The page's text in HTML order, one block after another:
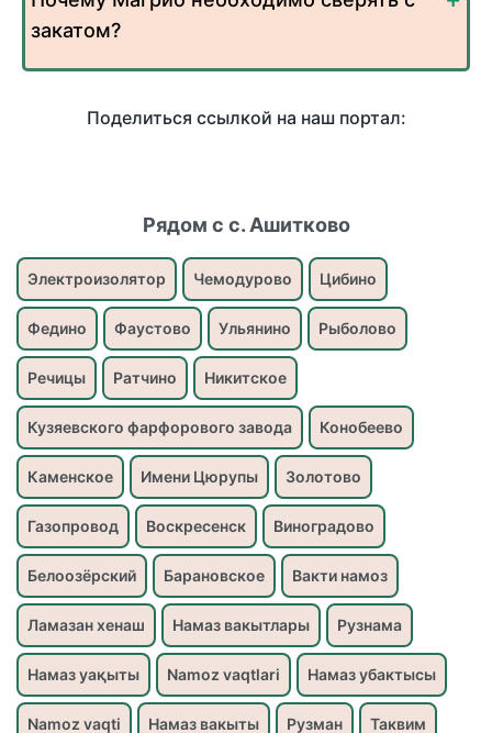
закатом?
Поделиться ссылкой на наш портал:
Рядом с с. Ашитково
Электроизолятор Чемодурово Цибино
Федино Фаустово Ульянино Рыболово
Речицы Ратчино Никитское
Кузяевского фарфорового завода Конобеево
Каменское Имени Цюрупы Золотово
Газопровод Воскресенск Виноградово
Белоозёрский Барановское Вакти намоз
Ламазан хенаш Намаз вакытлары Рузнама
Намаз уақыты Namoz vaqtlari Намаз убактысы
Namoz vaqti Намаз вакыты Рузман Таквим